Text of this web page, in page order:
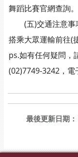
舞蹈比賽官網查詢。
(五)交通注意事
搭乘大眾運輸前往(
ps.如有任何疑問，
(02)7749-3242，
最後更新日期：